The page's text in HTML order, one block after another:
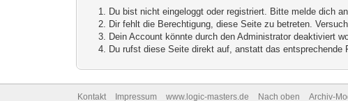
Du bist nicht eingeloggt oder registriert. Bitte melde dich
Dir fehlt die Berechtigung, diese Seite zu betreten.
Dein Account könnte durch den Administrator deaktiviert
Du rufst diese Seite direkt auf, anstatt das entsprechende
Kontakt Impressum www.logic-masters.de Nach oben Archiv-